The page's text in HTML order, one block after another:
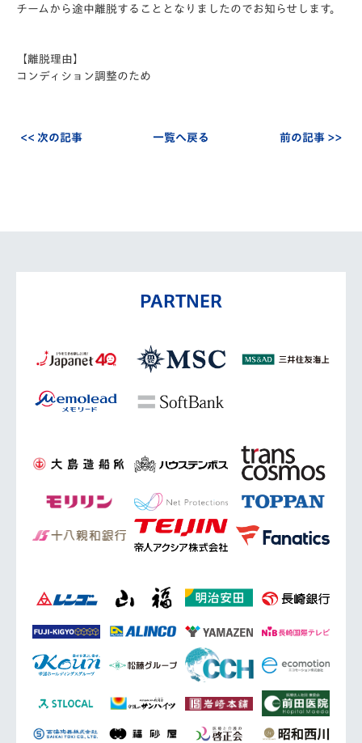
チームから途中離脱することとなりましたのでお知らせします。
【離脱理由】
コンディション調整のため
<< 次の記事 一覧へ戻る 前の記事 >>
PARTNER